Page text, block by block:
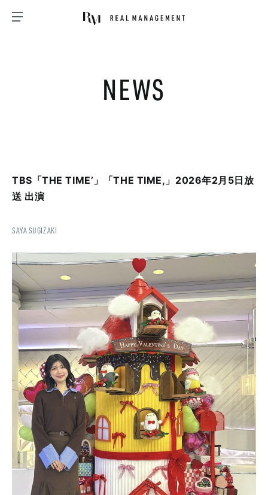
NEWS
TBS「THE TIME’」「THE TIME,」2026年2月5日放
送 出演
SAYA SUGIZAKI